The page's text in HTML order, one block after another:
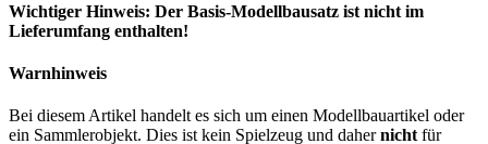
Wichtiger Hinweis: Der Basis-Modellbausatz ist nicht im
Lieferumfang enthalten!
Warnhinweis
Bei diesem Artikel handelt es sich um einen Modellbauartikel oder
ein Sammlerobjekt. Dies ist kein Spielzeug und dahernicht für